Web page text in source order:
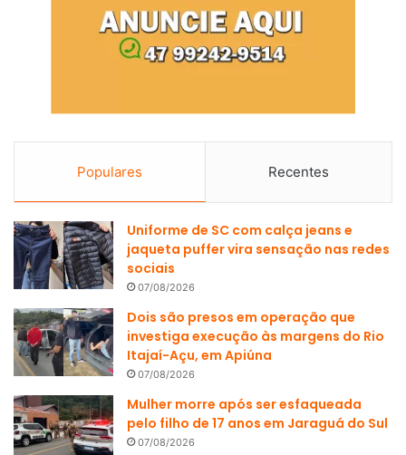
Populares Recentes
Uniforme de SC com calça jeans e
jaqueta puffer vira sensação nas redes
sociais
07/08/2026
Dois são presos em operação que
investiga execução às margens do Rio
Itajaí-Açu, em Apiúna
07/08/2026
Mulher morre após ser esfaqueada
pelo filho de 17 anos em Jaraguá do Sul
07/08/2026